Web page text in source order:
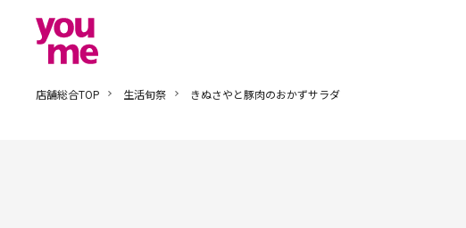
店舗総合TOP 生活旬祭 きぬさやと豚肉のおかずサラダ